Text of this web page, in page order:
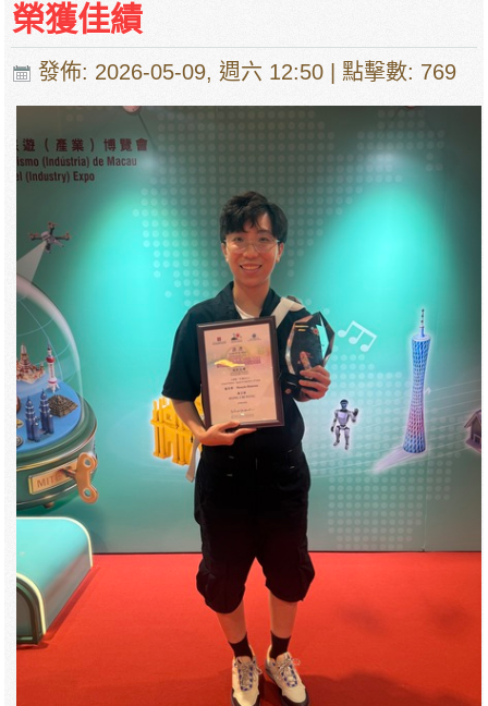
榮獲佳績
發佈: 2026-05-09, 週六 12:50 | 點擊數: 769